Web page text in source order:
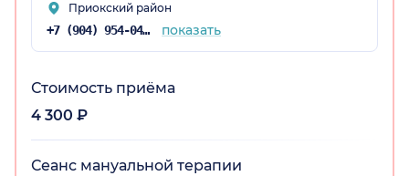
Приокский район
+7 (904) 954-04-36 показать
Стоимость приёма
4 300 ₽
Сеанс мануальной терапии